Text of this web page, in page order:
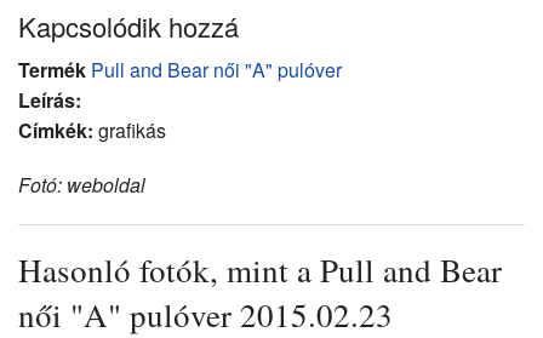
Kapcsolódik hozzá
Termék Pull and Bear női "A" pulóver
Leírás:
Címkék: grafikás
Fotó: weboldal
Hasonló fotók, mint a Pull and Bear
női "A" pulóver 2015.02.23